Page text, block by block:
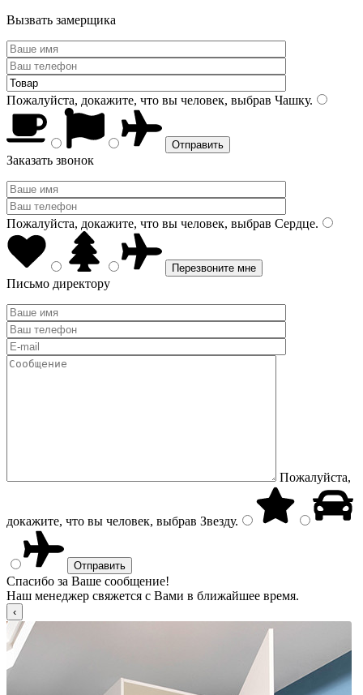
Вызвать замерщика
Пожалуйста, докажите, что вы человек, выбрав Чашку.
Заказать звонок
Пожалуйста, докажите, что вы человек, выбрав Сердце.
Письмо директору
Пожалуйста,
докажите, что вы человек, выбрав Звезду.
Спасибо за Ваше сообщение!
Наш менеджер свяжется с Вами в ближайшее время.